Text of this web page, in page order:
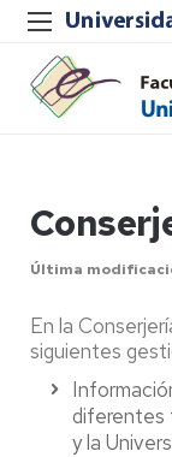
Última
En la
siguientes
diferentes
y la